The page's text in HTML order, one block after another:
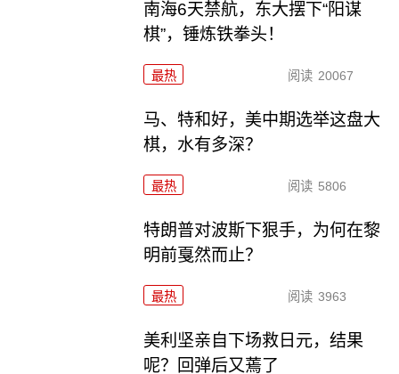
南海6天禁航，东大摆下“阳谋
棋”，锤炼铁拳头！
最热 阅读 20067
马、特和好，美中期选举这盘大
棋，水有多深？
最热 阅读 5806
特朗普对波斯下狠手，为何在黎
明前戛然而止？
最热 阅读 3963
美利坚亲自下场救日元，结果
呢？回弹后又蔫了